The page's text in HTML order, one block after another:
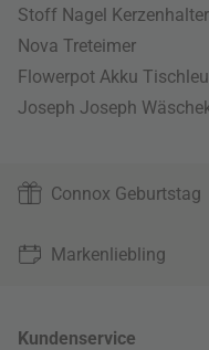
Stoff Nagel Kerzenhalter
Nova Treteimer
Flowerpot Akku
Joseph Joseph
Connox Geburtstag
Markenliebling
Kundenservice